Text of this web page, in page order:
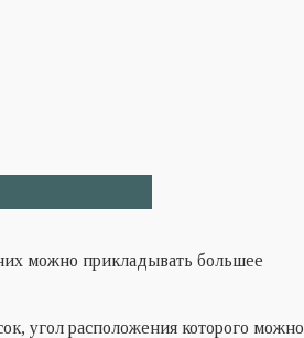
можно прикладывать большее
угол расположения которого можно